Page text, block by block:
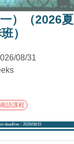
）（2026夏
）
08/31
語課程
deadline：2026/08/15